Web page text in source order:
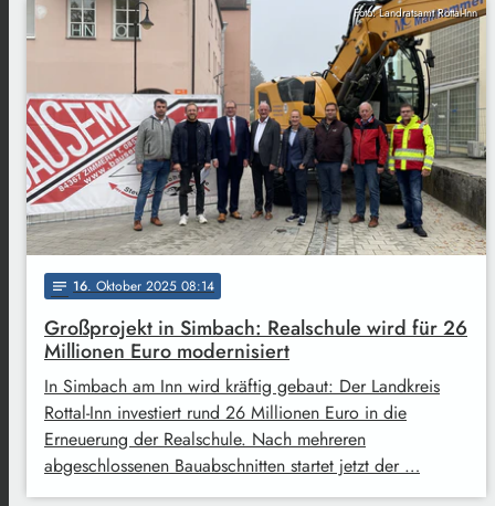
Foto: Landratsamt Rottal-Inn
notes 16. Oktober 2025 08:14
Großprojekt in Simbach: Realschule wird für 26
Millionen Euro modernisiert
In Simbach am Inn wird kräftig gebaut: Der Landkreis
Rottal-Inn investiert rund 26 Millionen Euro in die
Erneuerung der Realschule. Nach mehreren
abgeschlossenen Bauabschnitten startet jetzt der …